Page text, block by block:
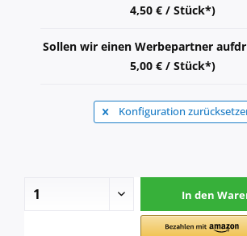
4,50 € / Stück*)
Sollen wir einen Werbepartner
5,00 € / Stück*)
Konfiguration
In den